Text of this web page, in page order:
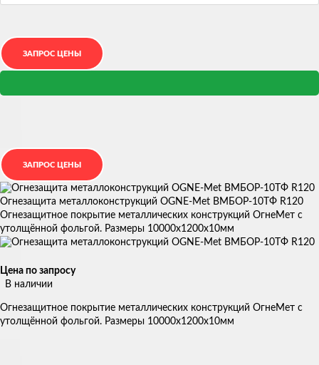
Огнезащита металлоконструкций OGNE-Met ВМБОР-10ТФ R120
Огнезащитное покрытие металлических конструкций ОгнеМет с
утолщённой фольгой. Размеры 10000х1200х10мм
Цена по запросу
В наличии
Огнезащитное покрытие металлических конструкций ОгнеМет с
утолщённой фольгой. Размеры 10000х1200х10мм